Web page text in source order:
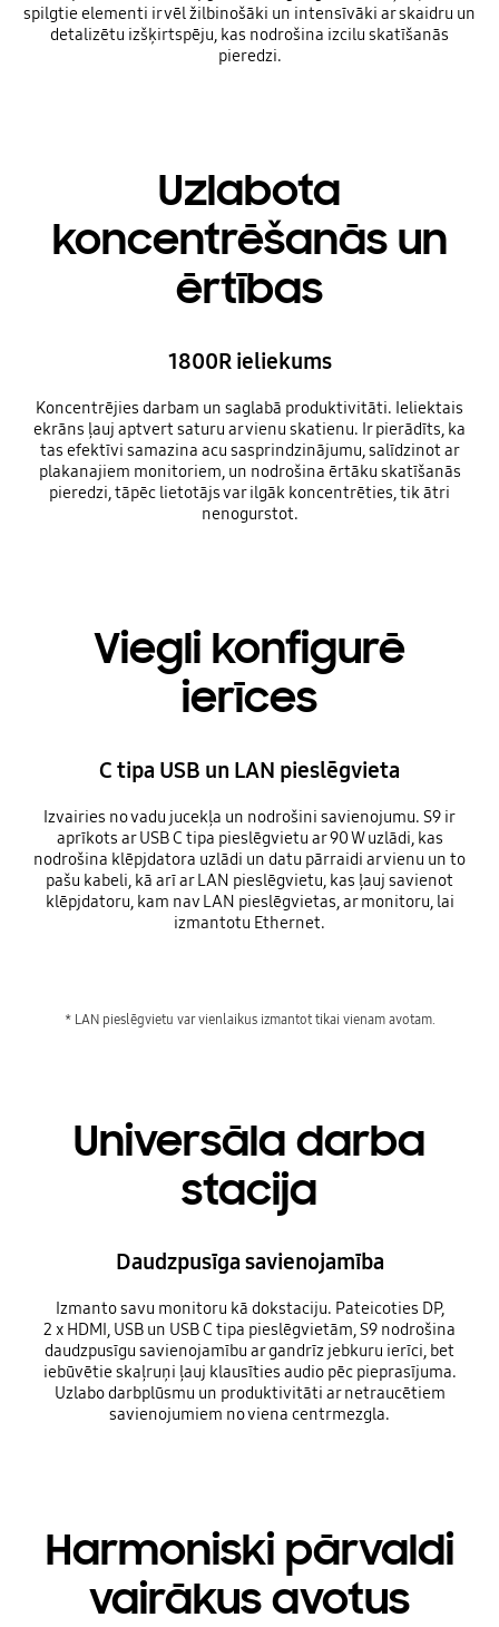
spilgtie elementi ir vēl žilbinošāki un intensīvāki ar skaidru un
detalizētu izšķirtspēju, kas nodrošina izcilu skatīšanās
pieredzi.
Uzlabota
koncentrēšanās un
ērtības
1800R ieliekums
Koncentrējies darbam un saglabā produktivitāti. Ieliektais
ekrāns ļauj aptvert saturu ar vienu skatienu. Ir pierādīts, ka
tas efektīvi samazina acu sasprindzinājumu, salīdzinot ar
plakanajiem monitoriem, un nodrošina ērtāku skatīšanās
pieredzi, tāpēc lietotājs var ilgāk koncentrēties, tik ātri
nenogurstot.
Viegli konfigurē
ierīces
C tipa USB un LAN pieslēgvieta
Izvairies no vadu jucekļa un nodrošini savienojumu. S9 ir
aprīkots ar USB C tipa pieslēgvietu ar 90 W uzlādi, kas
nodrošina klēpjdatora uzlādi un datu pārraidi ar vienu un to
pašu kabeli, kā arī ar LAN pieslēgvietu, kas ļauj savienot
klēpjdatoru, kam nav LAN pieslēgvietas, ar monitoru, lai
izmantotu Ethernet.
* LAN pieslēgvietu var vienlaikus izmantot tikai vienam avotam.
Universāla darba
stacija
Daudzpusīga savienojamība
Izmanto savu monitoru kā dokstaciju. Pateicoties DP,
2 x HDMI, USB un USB C tipa pieslēgvietām, S9 nodrošina
daudzpusīgu savienojamību ar gandrīz jebkuru ierīci, bet
iebūvētie skaļruņi ļauj klausīties audio pēc pieprasījuma.
Uzlabo darbplūsmu un produktivitāti ar netraucētiem
savienojumiem no viena centrmezgla.
Harmoniski pārvaldi
vairākus avotus